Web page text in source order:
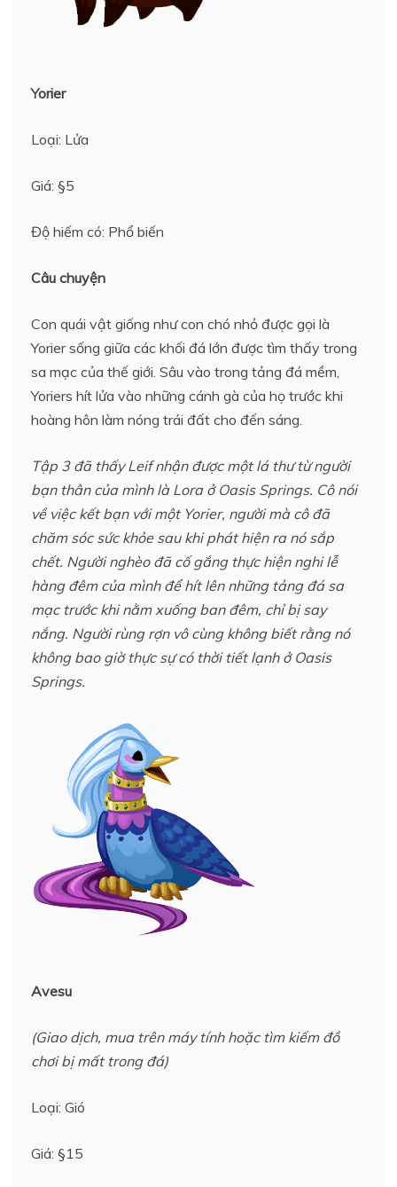
Yorier
Loại: Lửa
Giá: §5
Độ hiếm có: Phổ biến
Câu chuyện
Con quái vật giống như con chó nhỏ được gọi là
Yorier sống giữa các khối đá lớn được tìm thấy trong
sa mạc của thế giới. Sâu vào trong tảng đá mềm,
Yoriers hít lửa vào những cánh gà của họ trước khi
hoàng hôn làm nóng trái đất cho đến sáng.
Tập 3 đã thấy Leif nhận được một lá thư từ người
bạn thân của mình là Lora ở Oasis Springs. Cô nói
về việc kết bạn với một Yorier, người mà cô đã
chăm sóc sức khỏe sau khi phát hiện ra nó sắp
chết. Người nghèo đã cố gắng thực hiện nghi lễ
hàng đêm của mình để hít lên những tảng đá sa
mạc trước khi nằm xuống ban đêm, chỉ bị say
nắng. Người rùng rợn vô cùng không biết rằng nó
không bao giờ thực sự có thời tiết lạnh ở Oasis
Springs.
Avesu
(Giao dịch, mua trên máy tính hoặc tìm kiếm đồ
chơi bị mất trong đá)
Loại: Gió
Giá: §15